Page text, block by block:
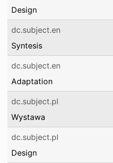
Design
dc.subject.en
Syntesis
dc.subject.en
Adaptation
dc.subject.pl
Wystawa
dc.subject.pl
Design